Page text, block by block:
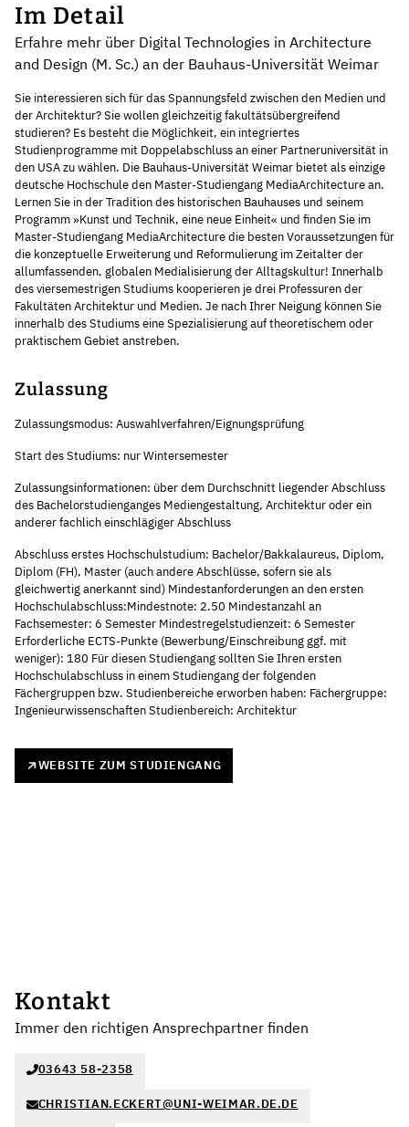
Im Detail
Erfahre mehr über Digital Technologies in Architecture
and Design (M. Sc.) an der Bauhaus-Universität Weimar
Sie interessieren sich für das Spannungsfeld zwischen den Medien und
der Architektur? Sie wollen gleichzeitig fakultätsübergreifend
studieren? Es besteht die Möglichkeit, ein integriertes
Studienprogramme mit Doppelabschluss an einer Partner­universität in
den USA zu wählen. Die Bauhaus-Universität Weimar bietet als einzige
deutsche Hochschule den Master-Studiengang MediaArchitecture an.
Lernen Sie in der Tradition des historischen Bauhauses und seinem
Programm »Kunst und Technik, eine neue Einheit« und finden Sie im
Master-Studiengang MediaArchitecture die besten Voraussetzungen für
die konzeptuelle Erweiterung und Reformulierung im Zeitalter der
allumfassenden, globalen Medialisierung der Alltagskultur! Innerhalb
des viersemestrigen Studiums kooperieren je drei Professuren der
Fakultäten Architektur und Medien. Je nach Ihrer Neigung können Sie
innerhalb des Studiums eine Spezialisierung auf theoretischem oder
praktischem Gebiet anstreben.
Zulassung
Zulassungsmodus: Auswahlverfahren/Eignungsprüfung
Start des Studiums: nur Wintersemester
Zulassungsinformationen: über dem Durchschnitt liegender Abschluss
des Bachelorstudienganges Mediengestaltung, Architektur oder ein
anderer fachlich einschlägiger Abschluss
Abschluss erstes Hochschulstudium: Bachelor/Bakkalaureus, Diplom,
Diplom (FH), Master (auch andere Abschlüsse, sofern sie als
gleichwertig anerkannt sind) Mindestanforderungen an den ersten
Hochschulabschluss:Mindestnote: 2.50 Mindestanzahl an
Fachsemester: 6 Semester Mindestregelstudienzeit: 6 Semester
Erforderliche ECTS-Punkte (Bewerbung/Einschreibung ggf. mit
weniger): 180 Für diesen Studiengang sollten Sie Ihren ersten
Hochschulabschluss in einem Studiengang der folgenden
Fächergruppen bzw. Studienbereiche erworben haben: Fächergruppe:
Ingenieurwissenschaften Studienbereich: Architektur
WEBSITE ZUM STUDIENGANG
Kontakt
Immer den richtigen Ansprechpartner finden
03643 58-2358
CHRISTIAN.ECKERT@UNI-WEIMAR.DE.DE